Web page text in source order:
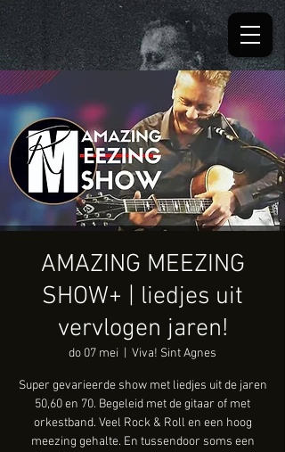
AMAZING MEEZING
SHOW+ | liedjes uit
vervlogen jaren!
do 07 mei Viva! Sint Agnes
Super gevarieerde show met liedjes uit de jaren
50,60 en 70. Begeleid met de gitaar of met
orkestband. Veel Rock & Roll en een hoog
meezing gehalte. En tussendoor soms een